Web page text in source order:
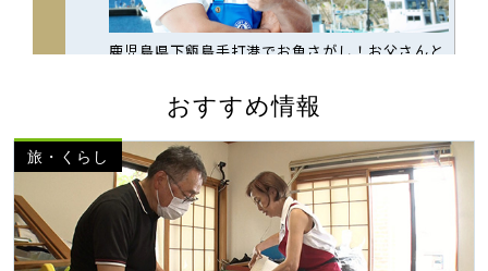
おすすめ情報
旅・くらし